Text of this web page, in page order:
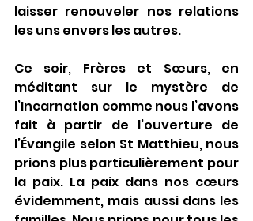
laisser renouveler nos relations
les uns envers les autres.
Ce soir, Frères et Sœurs, en
méditant sur le mystère de
l’Incarnation comme nous l’avons
fait à partir de l’ouverture de
l’Évangile selon St Matthieu, nous
prions plus particulièrement pour
la paix. La paix dans nos cœurs
évidemment, mais aussi dans les